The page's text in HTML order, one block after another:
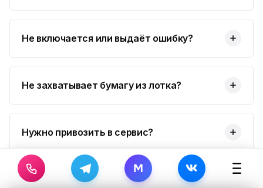
Не включается или выдаёт ошибку?
Не захватывает бумагу из лотка?
Нужно привозить в сервис?
За сколько времени сделаете?
M